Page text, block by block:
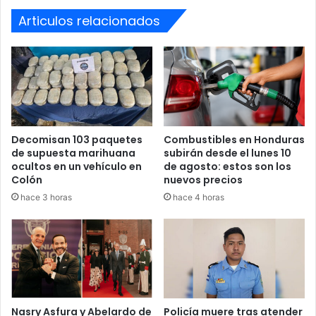
Accidente Pick-up
Articulos relacionados
Decomisan 103 paquetes
de supuesta marihuana
ocultos en un vehículo en
Colón
hace 3 horas
Combustibles en Honduras
subirán desde el lunes 10
de agosto: estos son los
nuevos precios
hace 4 horas
Nasry Asfura y Abelardo de Policía muere tras atender